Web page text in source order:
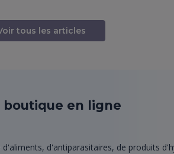
tous les articles
boutique en ligne
d'antiparasitaires, de produits